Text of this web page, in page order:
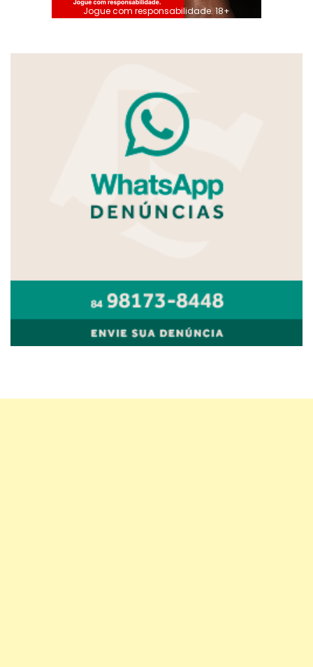
Jogue com responsabilidade. 18+